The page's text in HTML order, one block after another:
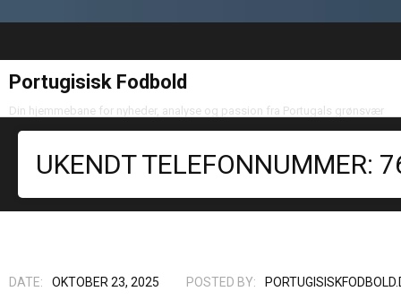
Portugisisk Fodbold
Din hjemmebane for nyheder, analyse og passion fra Portugals grønsvær
UKENDT TELEFONNUMMER:
DATE: OKTOBER 23, 2025 POSTED BY: